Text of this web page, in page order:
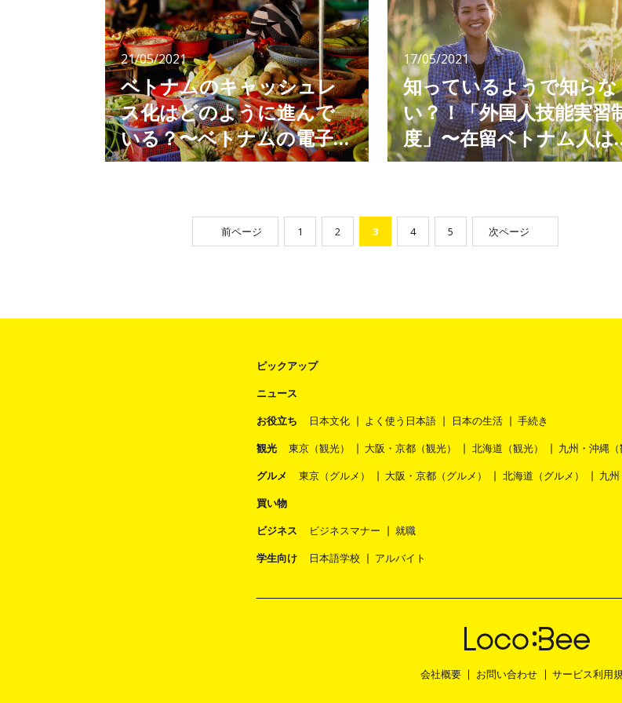
と、そして隔離と検査の徹底がベトナムの新型
コロナ対策の要となっていました。感染者が発
生した場合は建物や施設、地域を閉鎖し、濃厚
接触者からの接触者も含めて隔離の対象とする
徹
世界から注目されている市場なのです。 ベト
ナムに向けたビジネスを考えるならば、ベ
ムのECビジネスを知っておきましょう。 今
は、伸び盛りのベトナムのEC
21/05/2021
ベトナムのキャッシュレ
ス化はどのように進んで
いる？〜ベトナムの電子決
済を知ってインバウンド
世界ではキャッシュレス化が進み、現金という
な決済方法が日常に溢れ、現金を持ち歩くこと
なく快適に生活を送れるようになってきまし
17/05/2021
知っているようで知らな
い？！「外国人技能実習
度」〜在留ベトナム人は
んな制度で働いているの
ニュース等で「技能実習生」という単語を
が働いているのか、そしてどんな問題点があ
のか…。 単語は耳にしているからなんとなく
前ページ 1 2 3 4 5 次ページ
ピックアップ
ニュース
お役立ち
日本文化 よく使う日本語 日本の生活
手続き
観光
東京（観光） 大阪・京都（観光） 北海道（観光） 九州・沖縄（
グルメ
東京（グルメ） 大阪・京都（グルメ） 北海道（グルメ） 九州
買い物
ビジネス
ビジネスマナー
就職
学生向け
日本語学校 アルバイト
会社概要 お問い合わせ サービス利用